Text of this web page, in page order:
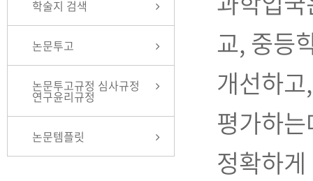
학술지 검색
논문투고
논문투고규정 심사규정
연구윤리규정
논문템플릿
교, 중등
개선하
평가하
정확하